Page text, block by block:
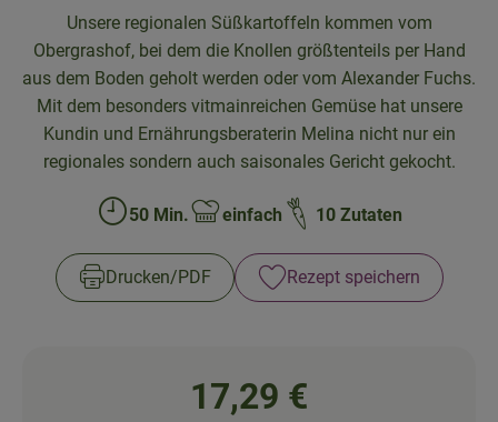
💚 bioLiese für alle!
🍎 Bio-Jobkiste
So geht's!
Unsere regionalen Süßkartoffeln kommen vom
Obergrashof, bei dem die Knollen größtenteils per Hand
aus dem Boden geholt werden oder vom Alexander Fuchs.
Mit dem besonders vitmainreichen Gemüse hat unsere
Kundin und Ernährungsberaterin Melina nicht nur ein
regionales sondern auch saisonales Gericht gekocht.
Zubreitungszeit:
50 Min.
Schwierigkeit:
einfach 10 Zutaten
Drucken​/​PDF Rezept speichern
17,29 €